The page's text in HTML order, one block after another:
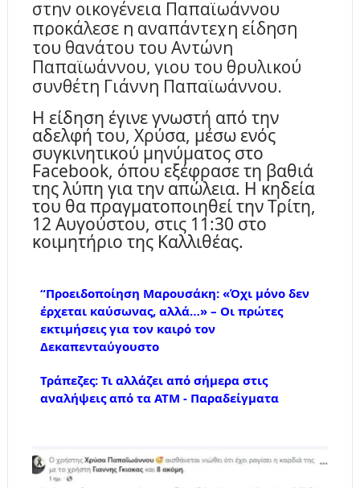
στην οικογένεια Παπαϊωάννου
προκάλεσε η αναπάντεχη είδηση
του θανάτου του Αντώνη
Παπαϊωάννου, γιου του θρυλικού
συνθέτη Γιάννη Παπαϊωάννου.
Η είδηση έγινε γνωστή από την
αδελφή του, Χρύσα, μέσω ενός
συγκινητικού μηνύματος στο
Facebook, όπου εξέφρασε τη βαθιά
της λύπη για την απώλεια. Η κηδεία
του θα πραγματοποιηθεί την Τρίτη,
12 Αυγούστου, στις 11:30 στο
κοιμητήριο της Καλλιθέας.
“Προειδοποίηση Μαρουσάκη: «Όχι μόνο δεν
έρχεται καύσωνας, αλλά…» – Οι πρώτες
εκτιμήσεις για τον καιρό τον
Δεκαπενταύγουστο
Τράπεζες: Τι αλλάζει από σήμερα στις
αναλήψεις από τα ΑΤΜ - Παραδείγματα